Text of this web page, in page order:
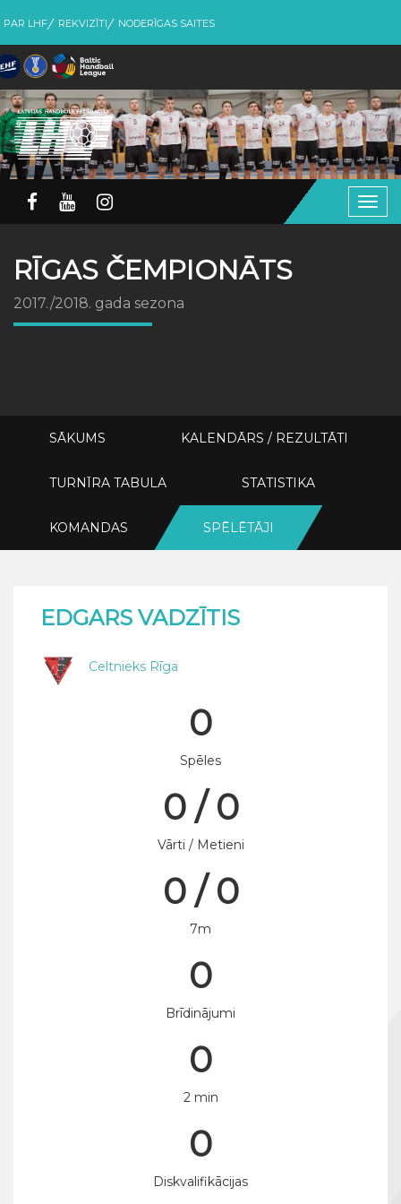
PAR LHF REKVIZĪTI NODERĪGAS SAITES
RĪGAS ČEMPIONĀTS
2017./2018. gada sezona
SĀKUMS KALENDĀRS / REZULTĀTI
TURNĪRA TABULA STATISTIKA
KOMANDAS SPĒLĒTĀJI
EDGARS VADZĪTIS
Celtnieks Rīga
0
Spēles
0 / 0
Vārti / Metieni
0 / 0
7m
0
Brīdinājumi
0
2 min
0
Diskvalifikācijas